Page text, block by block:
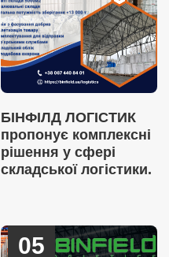
БІНФІЛД ЛОГІСТИК
пропонує комплексні
рішення у сфері
складської логістики.
05